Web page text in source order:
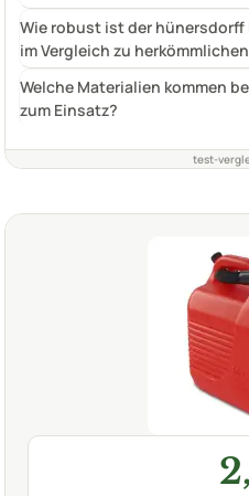
Wie robust ist der
im Vergleich zu
Welche Materialien kommen
zum Einsatz?
test-